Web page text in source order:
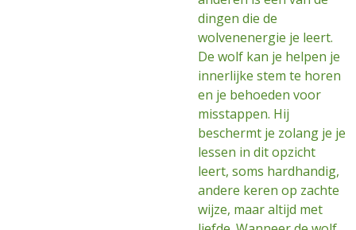
dingen die de
wolvenenergie je leert.
De wolf kan je helpen je
innerlijke stem te horen
en je behoeden voor
misstappen. Hij
beschermt je zolang je je
lessen in dit opzicht
leert, soms hardhandig,
andere keren op zachte
wijze, maar altijd met